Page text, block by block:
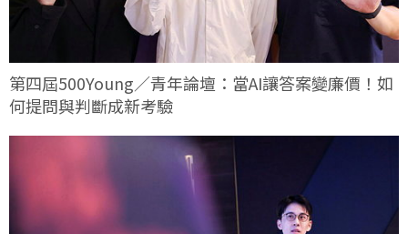
第四屆500Young／青年論壇：當AI讓答案變廉價！如
何提問與判斷成新考驗